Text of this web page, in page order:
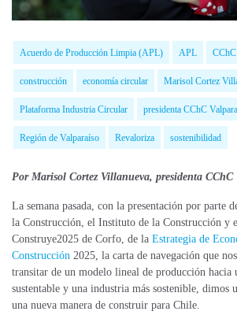
Acuerdo de Producción Limpia (APL) APL CChC
construcción economía circular Marisol Cortez
Plataforma Industria Circular presidenta CChC
Región de Valparaíso Revaloriza sostenibilidad
Por Marisol Cortez Villanueva, presidenta CChC
La semana pasada, con la presentación por parte
la Construcción, el Instituto de la Construcción y
Construye2025 de Corfo, de la Estrategia de
Construcción 2025, la carta de navegación que
transitar de un modelo lineal de producción hacia
sustentable y una industria más sostenible, dimos
una nueva manera de construir para Chile.